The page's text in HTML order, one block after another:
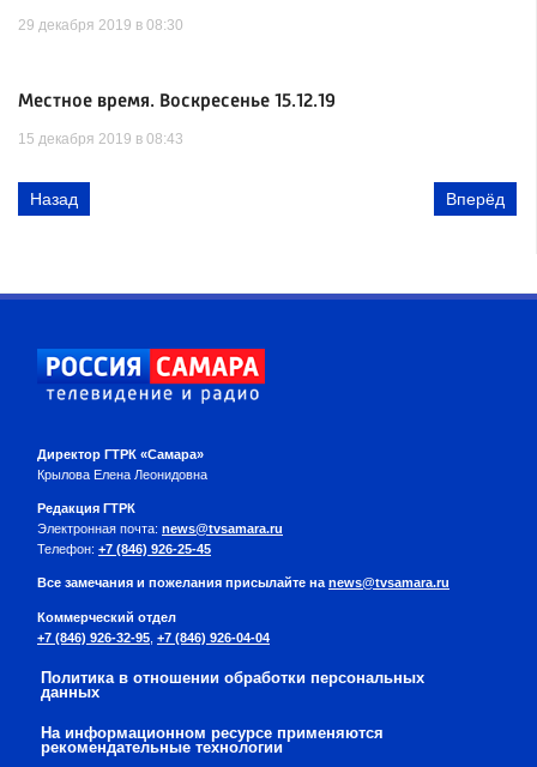
29 декабря 2019 в 08:30
Местное время. Воскресенье 15.12.19
15 декабря 2019 в 08:43
Назад Вперёд
Директор ГТРК «Самара»
Крылова Елена Леонидовна
Редакция ГТРК
Электронная почта: news@tvsamara.ru
Телефон: +7 (846) 926-25-45
Все замечания и пожелания присылайте на news@tvsamara.ru
Коммерческий отдел
+7 (846) 926-32-95 +7 (846) 926-04-04
Политика в отношении обработки персональных
данных
На информационном ресурсе применяются
рекомендательные технологии